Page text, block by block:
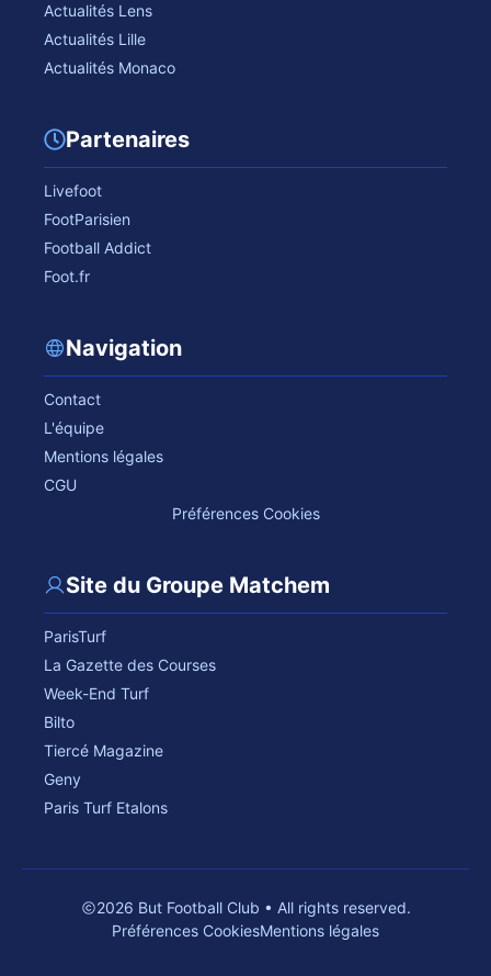
Actualités Lens
Actualités Lille
Actualités Monaco
Partenaires
Livefoot
FootParisien
Football Addict
Foot.fr
Navigation
Contact
L'équipe
Mentions légales
CGU
Préférences Cookies
Site du Groupe Matchem
ParisTurf
La Gazette des Courses
Week-End Turf
Bilto
Tiercé Magazine
Geny
Paris Turf Etalons
2026 But Football Club • All rights reserved.
Préférences CookiesMentions légales